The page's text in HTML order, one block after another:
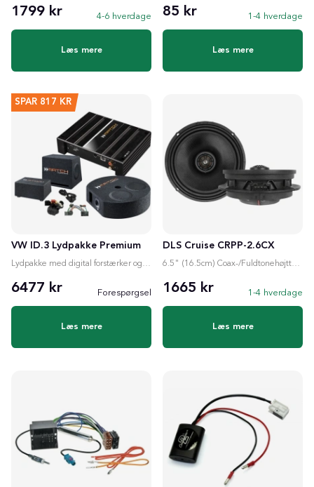
1799 kr 4-6 hverdage
Læs mere
85 kr 1-4 hverdage
Læs mere
SPAR 817 KR
VW ID.3 Lydpakke Premium
Lydpakke med digital forstærker og valgfri subwoofer
6477 kr Forespørgsel
Læs mere
DLS Cruise CRPP-2.6CX
6.5" (16.5cm) Coax-/Fuldtonehøjttaler
1665 kr 1-4 hverdage
Læs mere